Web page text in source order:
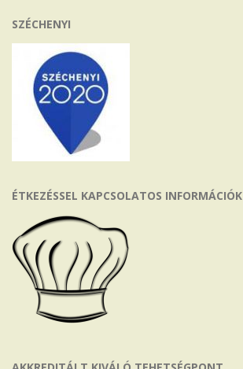
SZÉCHENYI
ÉTKEZÉSSEL KAPCSOLATOS INFORMÁCIÓK